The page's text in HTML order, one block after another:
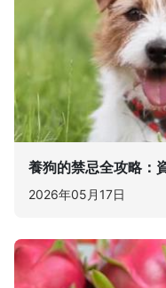
養狗的禁忌全攻略：
2026年05月17日